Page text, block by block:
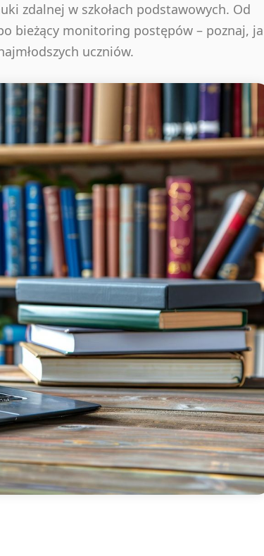
zdalnej w szkołach podstawowych. Od
bieżący monitoring postępów – poznaj,
uczniów.